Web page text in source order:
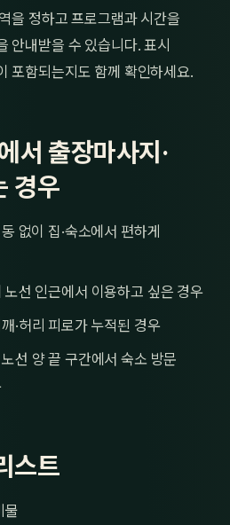
을 정하고 프로그램과 시간을
안내받을 수 있습니다. 표시
포함되는지도 함께 확인하세요.
서 출장마사지·
경우
없이 집·숙소에서 편하게
선 인근에서 이용하고 싶은 경우
·허리 피로가 누적된 경우
선 양 끝 구간에서 숙소 방문
스트
물